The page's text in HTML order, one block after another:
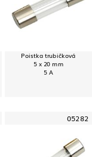
Poistka trubičková
5 x 20 mm
5 A
05282